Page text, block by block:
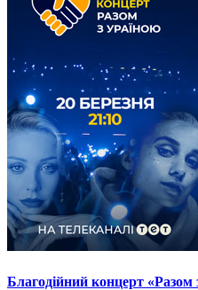
Благодійний концерт «Разом